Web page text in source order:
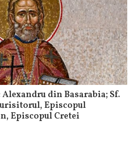
din Basarabia; Sf.
Episcopul
Episcopul Cretei